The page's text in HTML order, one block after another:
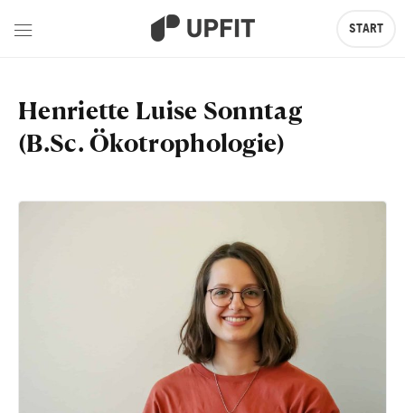
Henriette Luise Sonntag
(B.Sc. Ökotrophologie)
START